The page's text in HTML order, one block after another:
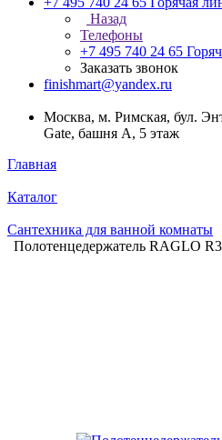
Назад
Телефоны
+7 495 740 24 65
Заказать звонок
finishmart@yandex.ru
Москва, м. Римская, бул.
Gate, башня А, 5 этаж
Главная
Каталог
Сантехника для ванной комнаты
Полотенцедержатель RAGLO